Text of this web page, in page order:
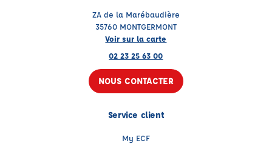
ZA de la Marébaudière
35760 MONTGERMONT
Voir sur la carte
02 23 25 63 00
NOUS CONTACTER
Service client
My ECF